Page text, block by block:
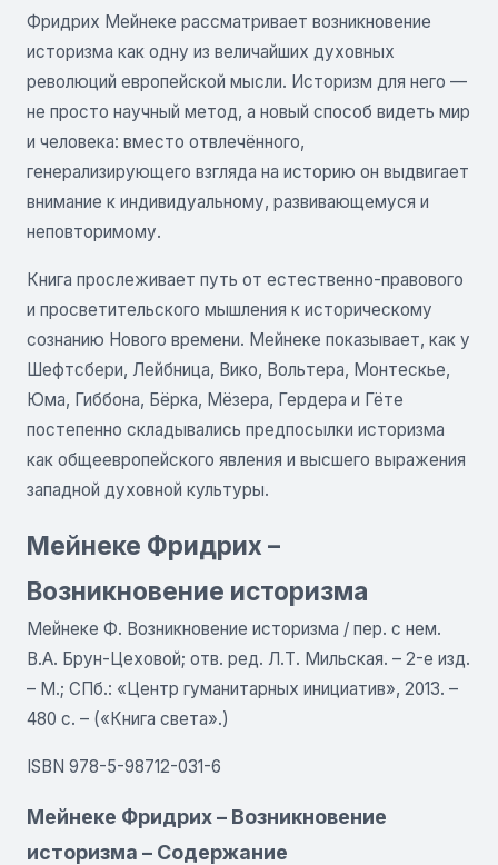
Фридрих Мейнеке рассматривает возникновение
историзма как одну из величайших духовных
революций европейской мысли. Историзм для него —
не просто научный метод, а новый способ видеть мир
и человека: вместо отвлечённого,
генерализирующего взгляда на историю он выдвигает
внимание к индивидуальному, развивающемуся и
неповторимому.
Книга прослеживает путь от естественно-правового
и просветительского мышления к историческому
сознанию Нового времени. Мейнеке показывает, как у
Шефтсбери, Лейбница, Вико, Вольтера, Монтескье,
Юма, Гиббона, Бёрка, Мёзера, Гердера и Гёте
постепенно складывались предпосылки историзма
как общеевропейского явления и высшего выражения
западной духовной культуры.
Мейнеке Фридрих –
Возникновение историзма
Мейнеке Ф. Возникновение историзма / пер. с нем.
В.А. Брун-Цеховой; отв. ред. Л.Т. Мильская. – 2-е изд.
– М.; СПб.: «Центр гуманитарных инициатив», 2013. –
480 с. – («Книга света».)
ISBN 978-5-98712-031-6
Мейнеке Фридрих – Возникновение
историзма – Содержание